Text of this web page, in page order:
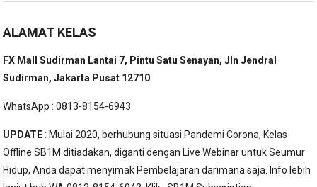
ALAMAT KELAS
FX Mall Sudirman Lantai 7, Pintu Satu Senayan, Jln Jendral
Sudirman, Jakarta Pusat 12710
WhatsApp : 0813-8154-6943
UPDATE: Mulai 2020, berhubung situasi Pandemi Corona, Kelas
Offline SB1M ditiadakan, diganti dengan Live Webinar untuk Seumur
Hidup, Anda dapat menyimak Pembelajaran darimana saja. Info lebih